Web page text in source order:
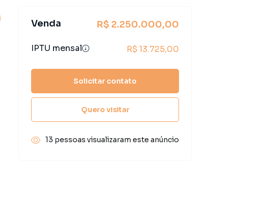
Venda R$ 2.250.000,00
IPTU mensal R$ 13.725,00
Solicitar contato
Quero visitar
13 pessoas visualizaram este anúncio